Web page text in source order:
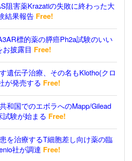
阻害薬Krazatiの失敗に終わった大
結果報告 Free!
標的薬の膵癌Ph2a試験のいい
披露目 Free!
遺伝子治療、その名もKlotho(クロ
が発売する Free!
和国でのエボラへのMapp/Gilead
験が始まる Free!
を治療するT細胞差し向け薬の臨
社が調達 Free!